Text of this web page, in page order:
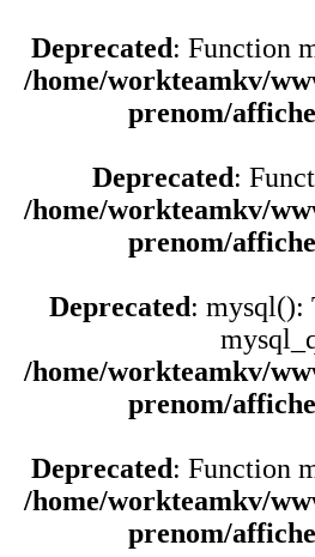
Deprecated: Function
/home/workteamkv/
prenom/
Deprecated:
/home/workteamkv/
prenom/
Deprecated: mysql():
/home/workteamkv/
prenom/
Deprecated: Function
/home/workteamkv/
prenom/